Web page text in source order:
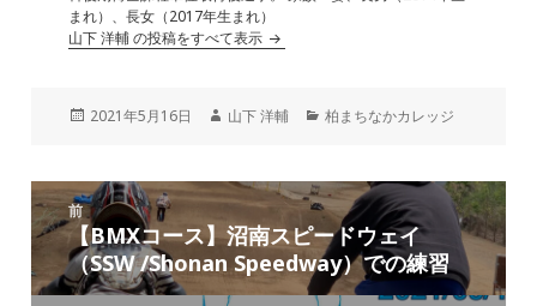
まれ）、長女（2017年生まれ）
山下 洋輔 の投稿をすべて表示
投
2021年5月16日
作
山下 洋輔
カ
リ
ー
柏まちなかカレッジ
投
稿
ビ
前
前
の
投
【BMXコース】沼南スピードウェイ
（SSW /Shonan Speedway）での練習